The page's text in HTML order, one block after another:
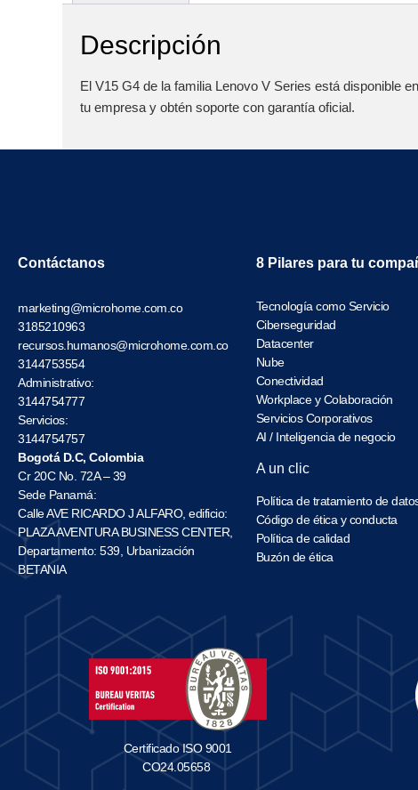
Descripción
El V15 G4 de la familia Lenovo V Series está disponible
tu empresa y obtén soporte con garantía oficial.
Contáctanos
marketing@microhome.com.co
3185210963
recursos.humanos@microhome.com.co
3144753554
Administrativo:
3144754777
Servicios:
3144754757
Bogotá D.C, Colombia
Cr 20C No. 72A – 39
Sede Panamá:
Calle AVE RICARDO J ALFARO, edificio:
PLAZA AVENTURA BUSINESS CENTER,
Departamento: 539, Urbanización
BETANIA
8 Pilares para tu
Tecnología como Servicio
Ciberseguridad
Datacenter
Nube
Conectividad
Workplace y Colaboración
Servicios Corporativos
AI / Inteligencia de negocio
A un clic
Política de tratamiento de
Código de ética y conducta
Política de calidad
Buzón de ética
Certificado ISO 9001
CO24.05658